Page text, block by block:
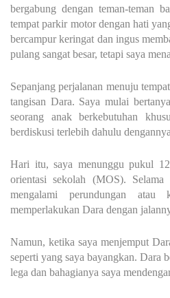
bergabung dengan teman-teman
tempat parkir motor dengan hati
bercampur keringat dan ingus
pulang sangat besar, tetapi saya
Sepanjang perjalanan menuju
tangisan Dara. Saya mulai
seorang anak berkebutuhan
berdiskusi terlebih dahulu
Hari itu, saya menunggu pukul
orientasi sekolah (MOS). Selama
mengalami perundungan atau
memperlakukan Dara dengan
Namun, ketika saya menjemput
seperti yang saya bayangkan. Dara
lega dan bahagianya saya